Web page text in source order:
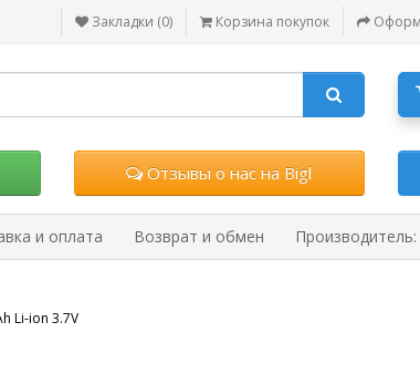
Закладки (0) Корзина покупок
Отзывы о нас на Bigl
и оплата Возврат и обмен Производитель:
Li-ion 3.7V